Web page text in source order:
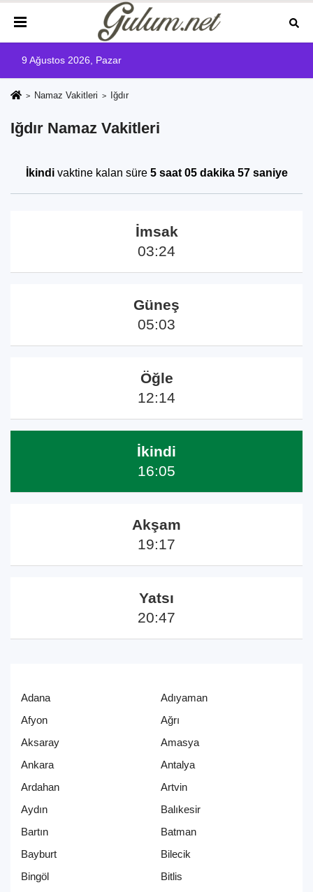
9 Ağustos 2026, Pazar
Namaz Vakitleri Iğdır
Iğdır Namaz Vakitleri
İkindivaktine kalan süre 5 saat 05 dakika 57 saniye
İmsak
03:24
Güneş
05:03
Öğle
12:14
İkindi
16:05
Akşam
19:17
Yatsı
20:47
Adana
Adıyaman
Afyon
Ağrı
Aksaray
Amasya
Ankara
Antalya
Ardahan
Artvin
Aydın
Balıkesir
Bartın
Batman
Bayburt
Bilecik
Bingöl
Bitlis